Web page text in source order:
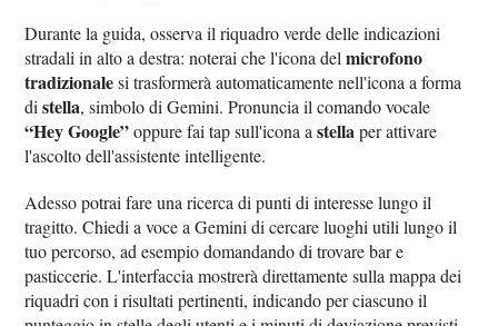
Durante la guida, osserva il riquadro verde delle indicazioni
stradali in alto a destra: noterai che l'icona delmicrofono
tradizionalesi trasformerà automaticamente nell'icona a forma
distella, simbolo di Gemini. Pronuncia il comando vocale
“Hey Google”oppure fai tap sull'icona astellaper attivare
l'ascolto dell'assistente intelligente.
Adesso potrai fare una ricerca di punti di interesse lungo il
tragitto. Chiedi a voce a Gemini di cercare luoghi utili lungo il
tuo percorso, ad esempio domandando di trovare bar e
pasticcerie. L'interfaccia mostrerà direttamente sulla mappa dei
riquadri con i risultati pertinenti, indicando per ciascuno il